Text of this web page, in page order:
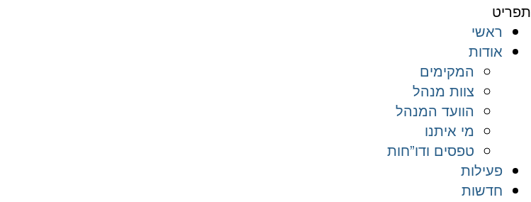
תפריט
ראשי
אודות
המקימים
צוות מנהל
הוועד המנהל
מי איתנו
טפסים ודו”חות
פעילות
חדשות